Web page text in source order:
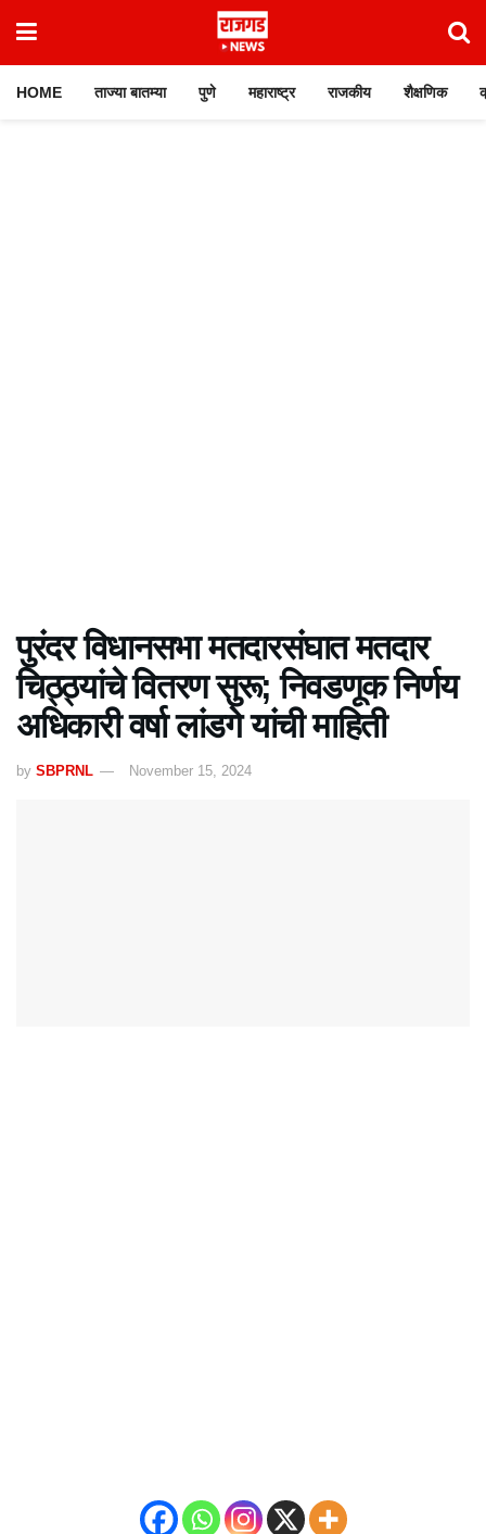
HOME ताज्या बातम्या पुणे महाराष्ट्र राजकीय शैक्षणिक
पुरंदर विधानसभा मतदारसंघात मतदार
चिठ्ठ्यांचे वितरण सुरू; निवडणूक निर्णय
अधिकारी वर्षा लांडगे यांची माहिती
by SBPRNL November 15, 2024